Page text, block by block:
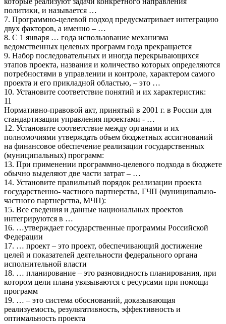
политики, и называется …
7. Программно-целевой подход предусматривает интеграцию
двух факторов, а именно – …
8. С 1 января … года использование механизма
ведомственных целевых программ года прекращается
9. Набор последовательных и иногда перекрывающихся
этапов проекта, названия и количество которых определяются
потребностями в управлении и контроле, характером самого
проекта и его прикладной областью, – это …
10. Установите соответствие понятий и их характеристик:
11
Нормативно-правовой акт, принятый в 2001 г. в России для
стандартизации управления проектами - …
12. Установите соответствие между органами и их
полномочиями утверждать объем бюджетных ассигнований
на финансовое обеспечение реализации государственных
(муниципальных) программ:
13. При применении программно-целевого подхода в бюджете
обычно выделяют две части затрат – …
14. Установите правильный порядок реализации проекта
государственно- частного партнерства, ГЧП (муниципально-
частного партнерства, МЧП):
15. Все сведения и данные национальных проектов
интегрируются в …
16. …утверждает государственные программы Российской
Федерации
17. … проект – это проект, обеспечивающий достижение
целей и показателей деятельности федерального органа
исполнительной власти
18. … планирование – это разновидность планирования, при
котором цели плана увязываются с ресурсами при помощи
программ
19. … – это система обоснований, доказывающая
реализуемость, результативность, эффективность и
оптимальность проекта